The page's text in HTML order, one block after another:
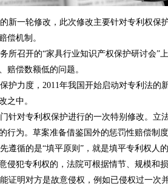
新一轮修改，此次修改主要针对专利权保
偿机制。
所召开的“家具行业知识产权保护研讨会”
赔偿数额低的问题。
护力度，2011年我国开始启动对专利法的
之中。
针对专利权保护进行的一次特别修改。立
行为。草案准备借鉴国外的惩罚性赔偿制
遵循的是“填平原则”，就是填平专利权人
侵犯专利权的，法院可根据情节、规模和
证明对方是故意侵权，例如已侵权过一次